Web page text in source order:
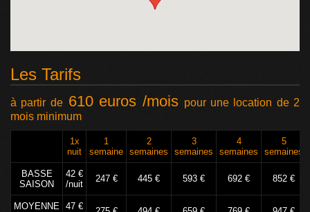
Les Tarifs
à partir de610 euros /mois pour une location de 2
mois minimum
1x
nuit
1
semaine
2
semaines
3
semaines
4
semaines
5
semaines
BASSE
SAISON
42 €
/nuit
247 € 445 € 593 € 692 € 852 €
MOYENNE 47 €